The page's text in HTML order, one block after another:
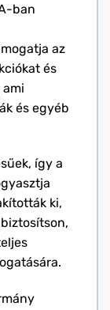
ban
az
és
és egyéb
így a
ki,